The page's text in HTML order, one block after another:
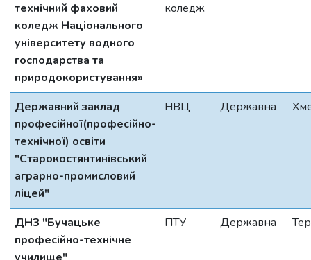
технічний фаховий
коледж Національного
університету водного
господарства та
природокористування»
коледж
Державний заклад
професійної(професійно-
технічної) освіти
"Старокостянтинівський
аграрно-промисловий
ліцей"
НВЦ Державна
ДНЗ "Бучацьке
професійно-технічне
ПТУ Державна